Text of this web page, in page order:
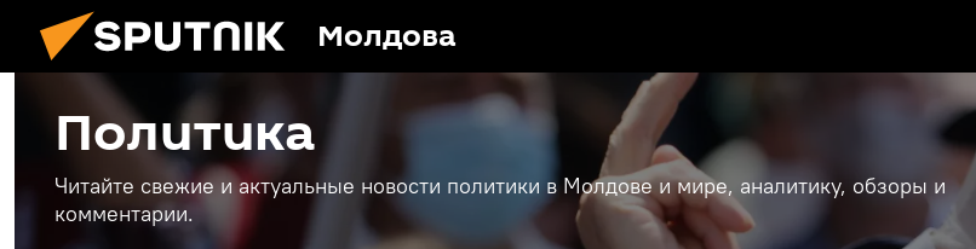
Молдова
Политика
Читайте свежие и актуальные новости политики в Молдове и мире, аналитику, обзоры и
комментарии.